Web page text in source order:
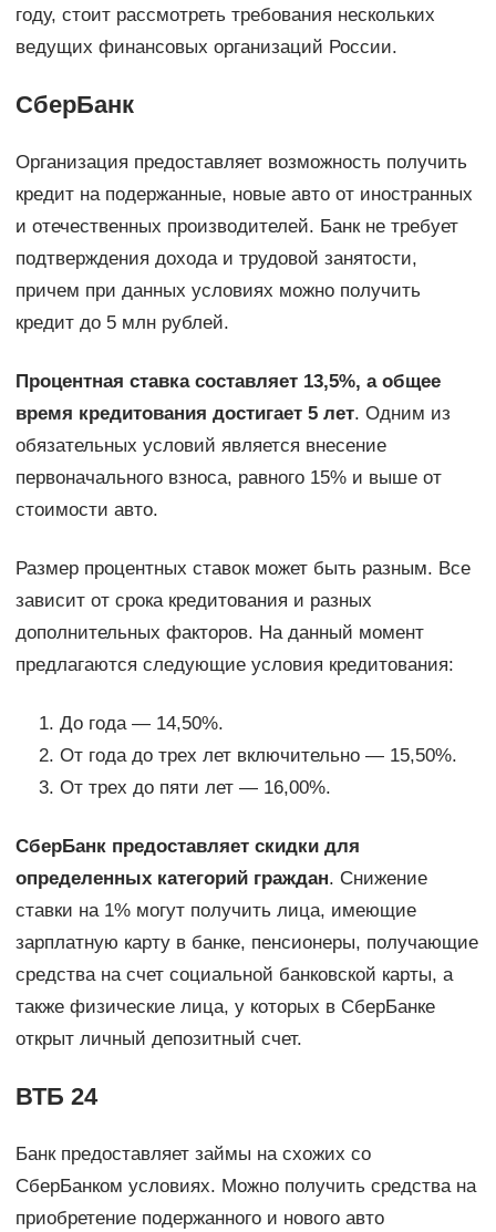
году, стоит рассмотреть требования нескольких
ведущих финансовых организаций России.
СберБанк
Организация предоставляет возможность получить
кредит на подержанные, новые авто от иностранных
и отечественных производителей. Банк не требует
подтверждения дохода и трудовой занятости,
причем при данных условиях можно получить
кредит до 5 млн рублей.
Процентная ставка составляет 13,5%, а общее
время кредитования достигает 5 лет. Одним из
обязательных условий является внесение
первоначального взноса, равного 15% и выше от
стоимости авто.
Размер процентных ставок может быть разным. Все
зависит от срока кредитования и разных
дополнительных факторов. На данный момент
предлагаются следующие условия кредитования:
До года — 14,50%.
От года до трех лет включительно — 15,50%.
От трех до пяти лет — 16,00%.
СберБанк предоставляет скидки для
определенных категорий граждан. Снижение
ставки на 1% могут получить лица, имеющие
зарплатную карту в банке, пенсионеры, получающие
средства на счет социальной банковской карты, а
также физические лица, у которых в СберБанке
открыт личный депозитный счет.
ВТБ 24
Банк предоставляет займы на схожих со
СберБанком условиях. Можно получить средства на
приобретение подержанного и нового авто